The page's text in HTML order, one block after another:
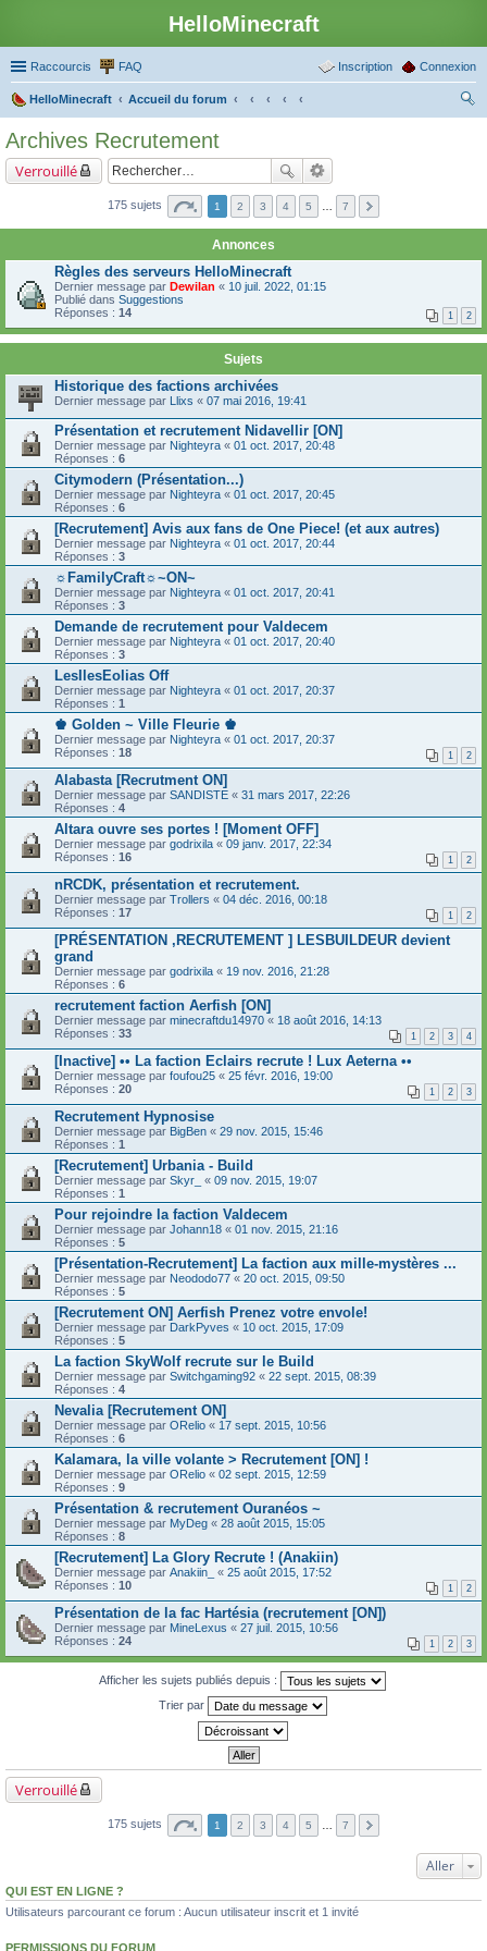
HelloMinecraft
Raccourcis FAQ Connexion
Inscription
HelloMinecraft
Accueil du forum
Archives Recrutement
Verrouillé
175 sujets 1 2 3 4 5 7
Annonces
Règles des serveurs HelloMinecraft
Dernier message par Dewilan « 10 juil. 2022, 01:15
Publié dans Suggestions
Réponses : 14 1 2
Sujets
Historique des factions archivées
Dernier message par Llixs « 07 mai 2016, 19:41
Présentation et recrutement Nidavellir [ON]
Dernier message par Nighteyra « 01 oct. 2017, 20:48
Réponses : 6
Citymodern (Présentation...)
Dernier message par Nighteyra « 01 oct. 2017, 20:45
Réponses : 6
[Recrutement] Avis aux fans de One Piece! (et aux autres)
Dernier message par Nighteyra « 01 oct. 2017, 20:44
Réponses : 3
☼FamilyCraft☼~ON~
Dernier message par Nighteyra « 01 oct. 2017, 20:41
Réponses : 3
Demande de recrutement pour Valdecem
Dernier message par Nighteyra « 01 oct. 2017, 20:40
Réponses : 3
LesIlesEolias Off
Dernier message par Nighteyra « 01 oct. 2017, 20:37
Réponses : 1
♚ Golden ~ Ville Fleurie ♚
Dernier message par Nighteyra « 01 oct. 2017, 20:37
Réponses : 18 1 2
Alabasta [Recrutment ON]
Dernier message par SANDISTE « 31 mars 2017, 22:26
Réponses : 4
Altara ouvre ses portes ! [Moment OFF]
Dernier message par godrixila « 09 janv. 2017, 22:34
Réponses : 16 1 2
nRCDK, présentation et recrutement.
Dernier message par Trollers « 04 déc. 2016, 00:18
Réponses : 17 1 2
[PRÉSENTATION ,RECRUTEMENT ] LESBUILDEUR devient
grand
Dernier message par godrixila « 19 nov. 2016, 21:28
Réponses : 6
recrutement faction Aerfish [ON]
Dernier message par minecraftdu14970 « 18 août 2016, 14:13
Réponses : 33 1 2 3 4
[Inactive] •• La faction Eclairs recrute ! Lux Aeterna ••
Dernier message par foufou25 « 25 févr. 2016, 19:00
Réponses : 20 1 2 3
Recrutement Hypnosise
Dernier message par BigBen « 29 nov. 2015, 15:46
Réponses : 1
[Recrutement] Urbania - Build
Dernier message par Skyr_ « 09 nov. 2015, 19:07
Réponses : 1
Pour rejoindre la faction Valdecem
Dernier message par Johann18 « 01 nov. 2015, 21:16
Réponses : 5
[Présentation-Recrutement] La faction aux mille-mystères ...
Dernier message par Neododo77 « 20 oct. 2015, 09:50
Réponses : 5
[Recrutement ON] Aerfish Prenez votre envole!
Dernier message par DarkPyves « 10 oct. 2015, 17:09
Réponses : 5
La faction SkyWolf recrute sur le Build
Dernier message par Switchgaming92 « 22 sept. 2015, 08:39
Réponses : 4
Nevalia [Recrutement ON]
Dernier message par ORelio « 17 sept. 2015, 10:56
Réponses : 6
Kalamara, la ville volante > Recrutement [ON] !
Dernier message par ORelio « 02 sept. 2015, 12:59
Réponses : 9
Présentation & recrutement Ouranéos ~
Dernier message par MyDeg « 28 août 2015, 15:05
Réponses : 8
[Recrutement] La Glory Recrute ! (Anakiin)
Dernier message par Anakiin_ « 25 août 2015, 17:52
Réponses : 10 1 2
Présentation de la fac Hartésia (recrutement [ON])
Dernier message par MineLexus « 27 juil. 2015, 10:56
Réponses : 24 1 2 3
Afficher les sujets publiés depuis :
Trier par
Verrouillé
175 sujets 1 2 3 4 5 7
Aller
QUI EST EN LIGNE ?
Utilisateurs parcourant ce forum : Aucun utilisateur inscrit et 1 invité
PERMISSIONS DU FORUM